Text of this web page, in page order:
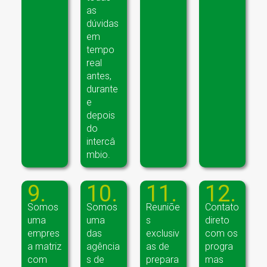
as
dúvidas
em
tempo
real
antes,
durante
e
depois
do
intercâ
mbio.
9.
Somos
uma
empres
a matriz
com
10.
Somos
uma
das
agência
s de
11.
Reuniõe
s
exclusiv
as de
prepara
12.
Contato
direto
com os
progra
mas